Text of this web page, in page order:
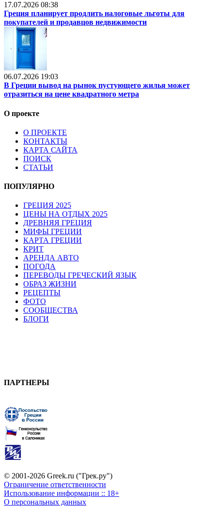
17.07.2026 08:38
Греция планирует продлить налоговые льготы для
покупателей и продавцов недвижимости
06.07.2026 19:03
В Греции вывод на рынок пустующего жилья может
отразиться на цене квадратного метра
О проекте
О ПРОЕКТЕ
КОНТАКТЫ
КАРТА САЙТА
ПОИСК
СТАТЬИ
ПОПУЛЯРНО
ГРЕЦИЯ 2025
ЦЕНЫ НА ОТДЫХ 2025
ДРЕВНЯЯ ГРЕЦИЯ
МИФЫ ГРЕЦИИ
КАРТА ГРЕЦИИ
КРИТ
АРЕНДА АВТО
ПОГОДА
ПЕРЕВОДЫ ГРЕЧЕСКИЙ ЯЗЫК
ОБРАЗ ЖИЗНИ
РЕЦЕПТЫ
ФОТО
СООБЩЕСТВА
БЛОГИ
ПАРТНЕРЫ
© 2001-2026 Greek.ru ("Грек.ру")
Ограничение ответственности
Использование информации :: 18+
О персональных данных